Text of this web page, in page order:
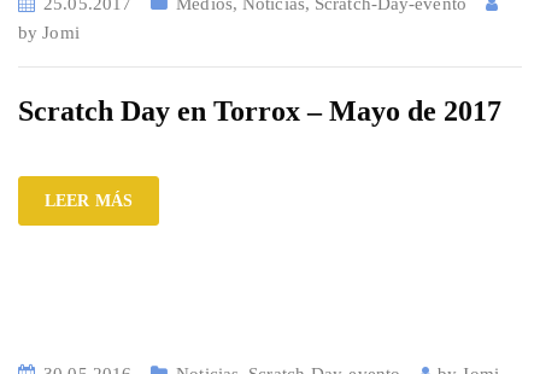
byJomi
Scratch Day en Torrox – Mayo de 2017
LEER MÁS